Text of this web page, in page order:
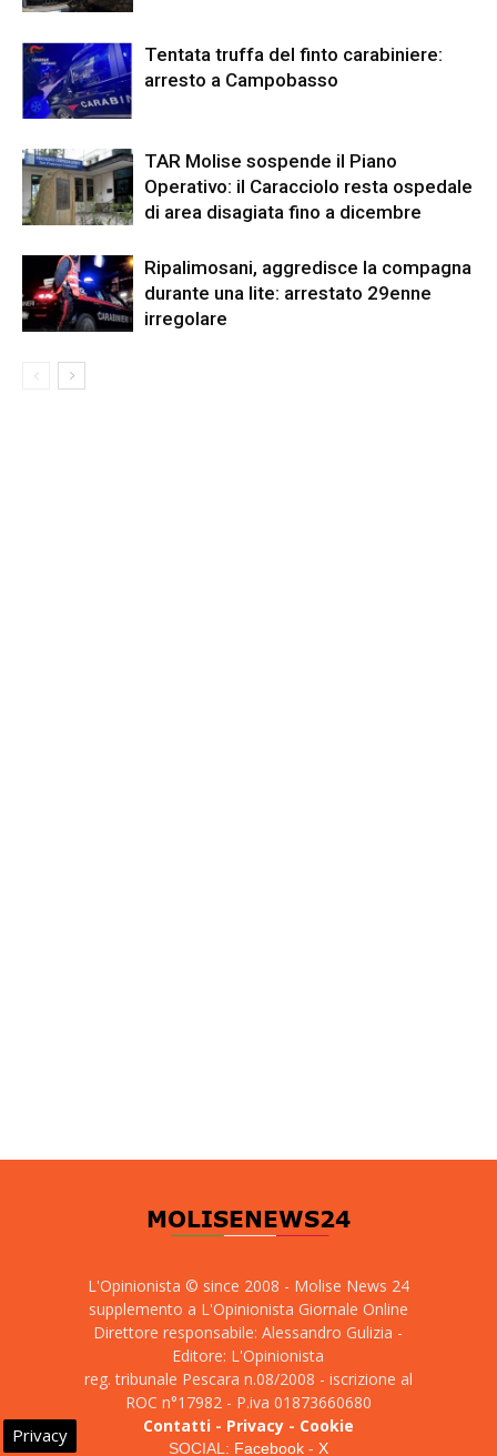
Tentata truffa del finto carabiniere:
arresto a Campobasso
TAR Molise sospende il Piano
Operativo: il Caracciolo resta ospedale
di area disagiata fino a dicembre
Ripalimosani, aggredisce la compagna
durante una lite: arrestato 29enne
irregolare
L'Opinionista © since 2008 - Molise News 24
supplemento a L'Opinionista Giornale Online
Direttore responsabile: Alessandro Gulizia -
Editore: L'Opinionista
reg. tribunale Pescara n.08/2008 - iscrizione al
ROC n°17982 - P.iva 01873660680
Contatti- Privacy- Cookie
SOCIAL: Facebook- X
Privacy